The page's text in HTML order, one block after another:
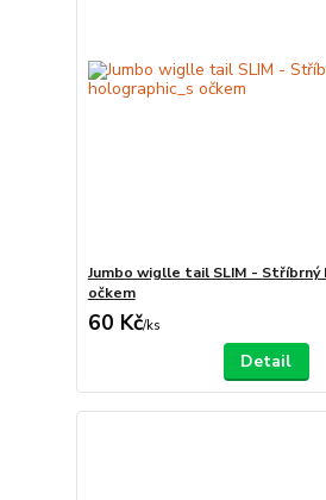
Jumbo wiglle tail SLIM - Stříbrný
očkem
60 Kč/ks
Detail